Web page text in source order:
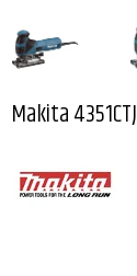
Makita